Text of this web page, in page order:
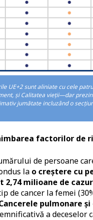
UE+2 sunt aliniate cu cele
și Calitatea vieții—dar
jumătate incluzând o
factorilor de
de persoane
la o creștere cu
2,74 milioane de
de cancer la femei
pulmonare
a deceselor